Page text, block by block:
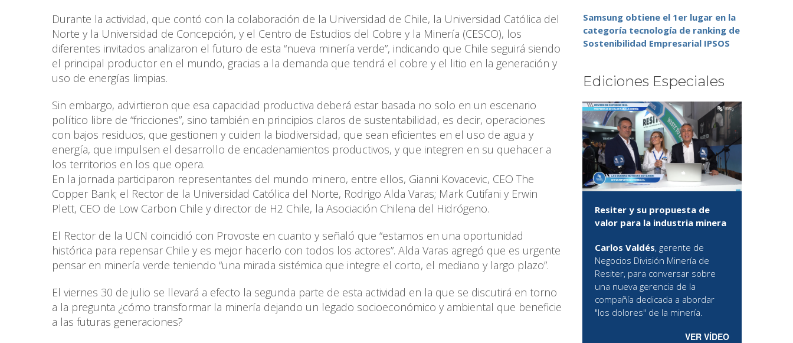
Durante la actividad, que contó con la colaboración de la Universidad de Chile, la Universidad Católica del
Norte y la Universidad de Concepción, y el Centro de Estudios del Cobre y la Minería (CESCO), los
diferentes invitados analizaron el futuro de esta “nueva minería verde”, indicando que Chile seguirá siendo
el principal productor en el mundo, gracias a la demanda que tendrá el cobre y el litio en la generación y
uso de energías limpias.
Sin embargo, advirtieron que esa capacidad productiva deberá estar basada no solo en un escenario
político libre de “fricciones”, sino también en principios claros de sustentabilidad, es decir, operaciones
con bajos residuos, que gestionen y cuiden la biodiversidad, que sean eficientes en el uso de agua y
energía, que impulsen el desarrollo de encadenamientos productivos, y que integren en su quehacer a
los territorios en los que opera.
En la jornada participaron representantes del mundo minero, entre ellos, Gianni Kovacevic, CEO The
Copper Bank; el Rector de la Universidad Católica del Norte, Rodrigo Alda Varas; Mark Cutifani y Erwin
Plett, CEO de Low Carbon Chile y director de H2 Chile, la Asociación Chilena del Hidrógeno.
El Rector de la UCN coincidió con Provoste en cuanto y señaló que “estamos en una oportunidad
histórica para repensar Chile y es mejor hacerlo con todos los actores”. Alda Varas agregó que es urgente
pensar en minería verde teniendo “una mirada sistémica que integre el corto, el mediano y largo plazo”.
El viernes 30 de julio se llevará a efecto la segunda parte de esta actividad en la que se discutirá en torno
a la pregunta ¿cómo transformar la minería dejando un legado socioeconómico y ambiental que beneficie
a las futuras generaciones?
Samsung obtiene el 1er lugar en la
categoría tecnología de ranking de
Sostenibilidad Empresarial IPSOS
Ediciones Especiales
Resiter y su propuesta de
valor para la industria minera
Carlos Valdés, gerente de
Negocios División Minería de
Resiter, para conversar sobre
una nueva gerencia de la
compañía dedicada a abordar
"los dolores" de la minería.
VER VÍDEO